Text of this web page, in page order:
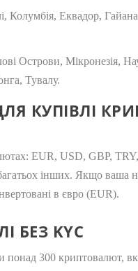
Колумбія, Еквадор,
Острови, Мікронезія,
Тувалу.
КУПІВЛІ
EUR, USD, GBP,
інших. Якщо ваша
в євро (EUR).
БЕЗ KYC
понад 300 криптовалют,